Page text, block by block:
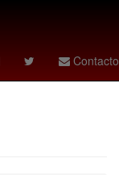
Contacto
plus juegos